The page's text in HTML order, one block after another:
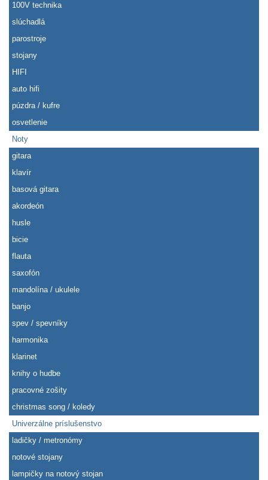
100V technika
slúchadlá
parostroje
stojany
HIFI
auto hifi
púzdra / kufre
osvetlenie
Noty
gitara
klavír
basová gitara
akordeón
husle
bicie
flauta
saxofón
mandolína / ukulele
banjo
spev / spevníky
harmonika
klarinet
knihy o hudbe
pracovné zošity
christmas song / koledy
Univerzálne príslušenstvo
ladičky / metronómy
notové stojany
lampičky na notový stojan